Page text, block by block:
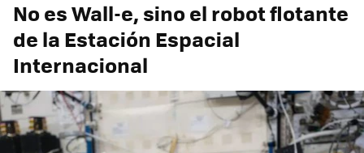
No es Wall-e, sino el robot flotante
de la Estación Espacial
Internacional